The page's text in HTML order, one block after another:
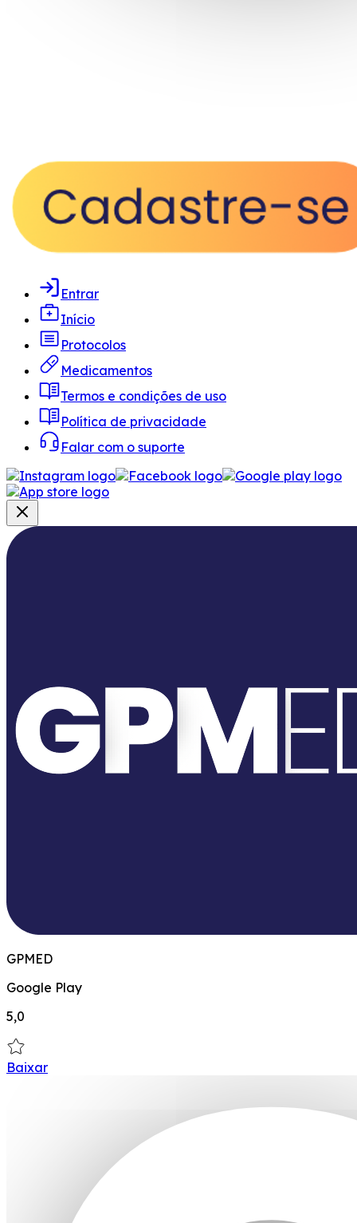
Entrar
Início
Protocolos
Medicamentos
Termos e condições de uso
Política de privacidade
Falar com o suporte
GPMED
Google Play
5,0
Baixar